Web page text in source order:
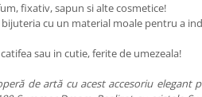
fixativ, sapun si alte cosmetice!
cu un material moale pentru a
sau in cutie, ferite de umezeala!
de artă cu acest accesoriu elegant